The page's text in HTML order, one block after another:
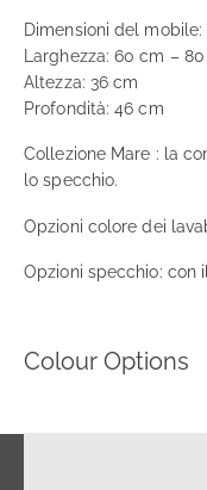
Dimensioni del mobile:
Larghezza: 60 cm –
Altezza: 36 cm
Profondità: 46 cm
Collezione Mare : la
lo specchio.
Opzioni colore dei
Opzioni specchio: con
Colour Options